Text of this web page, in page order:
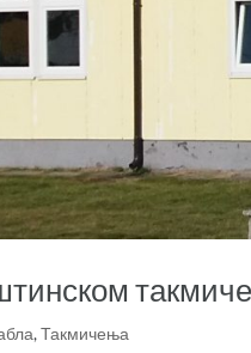
,Такмичења